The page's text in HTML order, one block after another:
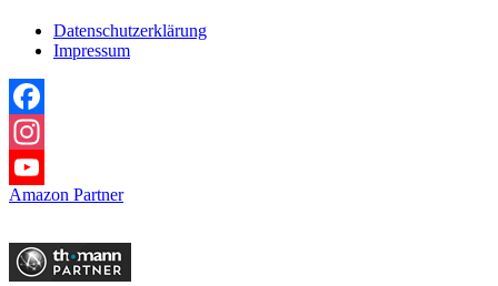
Datenschutzerklärung
Impressum
Facebook
Instagram
YouTube
Amazon Partner